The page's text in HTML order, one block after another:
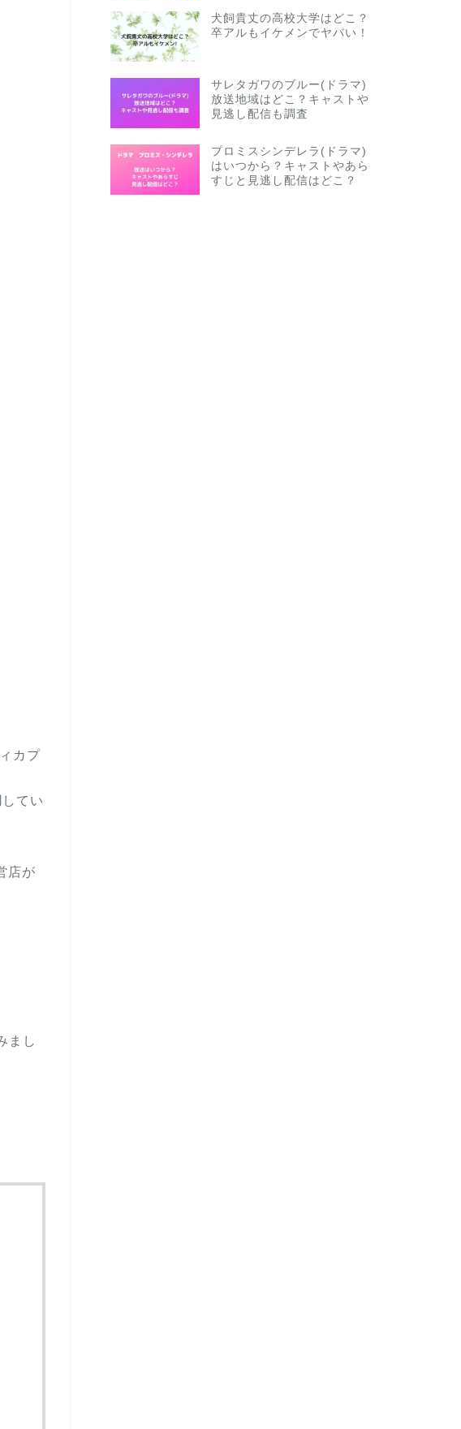
カプ
てい
店が
まし
犬飼貴丈の高校大学はどこ？
卒アルもイケメンでヤバい！
サレタガワのブルー(ドラマ)
放送地域はどこ？キャストや
見逃し配信も調査
プロミスシンデレラ(ドラマ)
はいつから？キャストやあら
すじと見逃し配信はどこ？